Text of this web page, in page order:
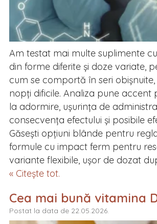
Am testat mai multe suplimente
din forme diferite și doze variate,
cum se comportă în seri
nopți dificile. Analiza pune accent
la adormire, ușurința de
consecvența efectului și posibile
Găsești opțiuni blânde pentru
formule cu impact ferm pentru
variante flexibile, ușor de dozat
« Citește tot.
Cea mai bună vitamina
Postat la data de 22.05.2026.